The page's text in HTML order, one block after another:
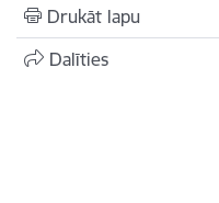
Drukāt lapu
Dalīties